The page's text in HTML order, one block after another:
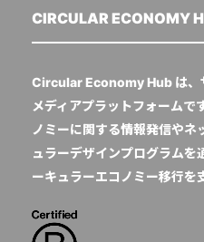
CIRCULAR ECONOMY
Circular Economy Hub は、
メディアプラットフォームで
ノミーに関する情報発信やネ
ュラーデザインプログラムを
ーキュラーエコノミー移行を